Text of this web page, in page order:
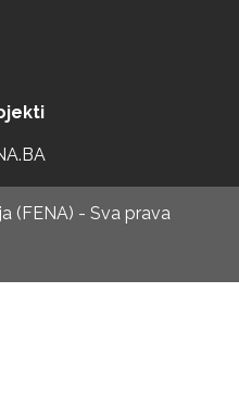
(FENA) - Sva prava